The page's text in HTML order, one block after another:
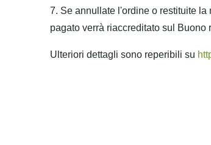
7. Se annullate l'ordine o restituite
pagato verrà riaccreditato sul
Ulteriori dettagli sono reperibili su